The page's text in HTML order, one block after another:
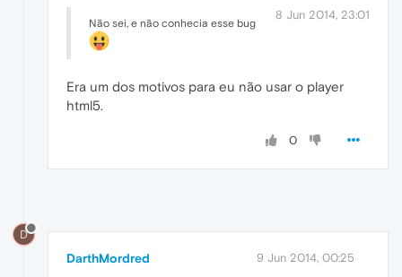
8 Jun 2014, 23:01
Não sei, e não conhecia esse bug
Era um dos motivos para eu não usar o player
html5.
0
D
DarthMordred 9 Jun 2014, 00:25